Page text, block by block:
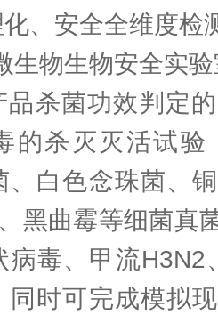
、安全全维度检
生物生物安全实
品杀菌功效判定
的杀灭灭活试验
、白色念珠菌、
黑曲霉等细菌真
病毒、甲流H3N2
同时可完成模拟